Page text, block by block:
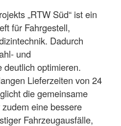
„RTW Süd“ ist ein
für Fahrgestell,
Dadurch
und
deutlich optimieren.
Lieferzeiten von 24
die gemeinsame
eine bessere
Fahrzeugausfälle,